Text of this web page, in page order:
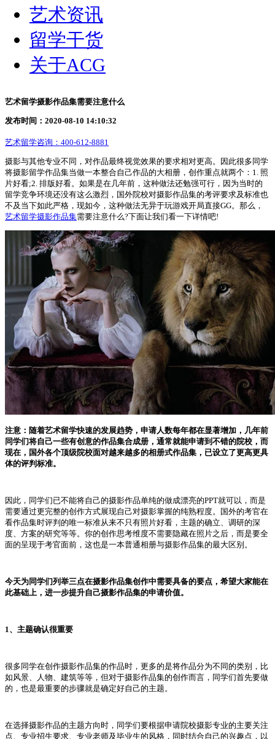
艺术资讯
留学干货
关于ACG
艺术留学摄影作品集需要注意什么
发布时间：2020-08-10 14:10:32
艺术留学咨询： 400-612-8881
摄影与其他专业不同，对作品最终视觉效果的要求相对更高。因此很多同学
将摄影留学作品集当做一本整合自己作品的大相册，创作重点就两个：1. 照
片好看;2. 排版好看。如果是在几年前，这种做法还勉强可行，因为当时的
留学竞争环境还没有这么激烈，国外院校对摄影作品集的考评要求及标准也
不及当下如此严格，现如今，这种做法无异于玩游戏开局直接GG。那么，
艺术留学摄影作品集需要注意什么?下面让我们看一下详情吧!
注意：随着艺术留学快速的发展趋势，申请人数每年都在显著增加，几年前
同学们将自己一些有创意的作品集合成册，通常就能申请到不错的院校，而
现在，国外各个顶级院校面对越来越多的相册式作品集，已设立了更高更具
体的评判标准。
因此，同学们已不能将自己的摄影作品单纯的做成漂亮的PPT就可以，而是
需要通过更完整的创作方式展现自己对摄影掌握的纯熟程度。国外的考官在
看作品集时评判的唯一标准从来不只有照片好看，主题的确立、调研的深
度、方案的研究等等。你的创作思考维度不需要隐藏在照片之后，而是要全
面的呈现于考官面前，这也是一本普通相册与摄影作品集的最大区别。
今天为同学们列举三点在摄影作品集创作中需要具备的要点，希望大家能在
此基础上，进一步提升自己摄影作品集的申请价值。
1、主题确认很重要
很多同学在创作摄影作品集的作品时，更多的是将作品分为不同的类别，比
如风景、人物、建筑等等，但对于摄影作品集的创作而言，同学们首先要做
的，也是最重要的步骤就是确定好自己的主题。
在选择摄影作品的主题方向时，同学们要根据申请院校摄影专业的主要关注
点、专业招生要求、专业老师及毕业生的风格，同时结合自己的兴趣点，以